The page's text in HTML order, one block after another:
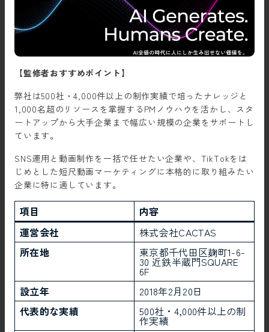
【監修者おすすめポイント】
弊社は500社・4,000件以上の制作実績で培ったナレッジと
1,000名超のリソースを掌握するPMノウハウを活かし、スタ
ートアップから大手企業まで幅広い規模の企業をサポートし
ています。
SNS運用と動画制作を一括で任せたい企業や、TikTokをは
じめとした短尺動画マーケティングに本格的に取り組みたい
企業に特に適しています。
項目
内容
運営会社
株式会社CACTAS
所在地
東京都千代田区麹町1-6-
30 近鉄半蔵門SQUARE
6F
設立年
2018年2月20日
代表的な実績
500社・4,000件以上の制
作実績